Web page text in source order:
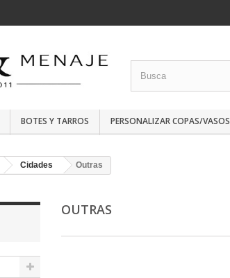
BOTES Y TARROS PERSONALIZAR COPAS/VASOS
Cidades Outras
OUTRAS